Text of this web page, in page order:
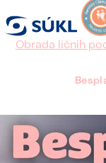
Obrada ličnih